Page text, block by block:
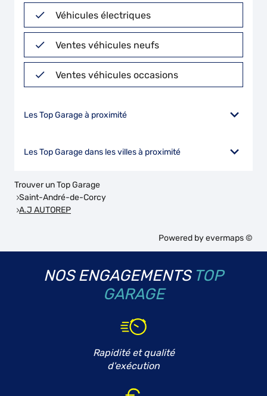
Véhicules électriques
Ventes véhicules neufs
Ventes véhicules occasions
Les Top Garage à proximité
Les Top Garage dans les villes à proximité
Trouver un Top Garage
Saint-André-de-Corcy
A.J AUTOREP
Powered byevermaps ©
NOS ENGAGEMENTS TOP
GARAGE
Rapidité et qualité
d'exécution